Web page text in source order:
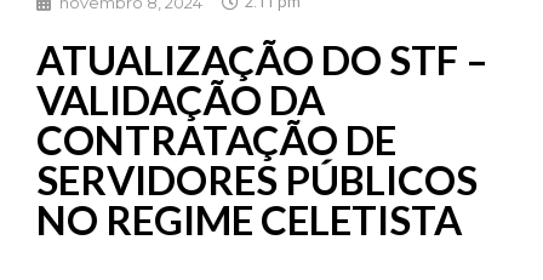
ATUALIZAÇÃO DO STF –
VALIDAÇÃO DA
CONTRATAÇÃO DE
SERVIDORES PÚBLICOS
NO REGIME CELETISTA